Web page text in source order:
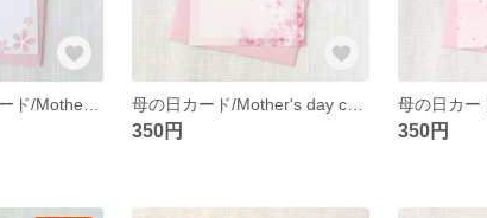
母の日カード/Mother's day card
350円 350円